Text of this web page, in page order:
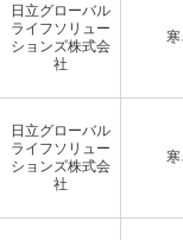
日立グローバル
ライフソリュー
ションズ株式会
社
寒
日立グローバル
ライフソリュー
ションズ株式会
社
寒